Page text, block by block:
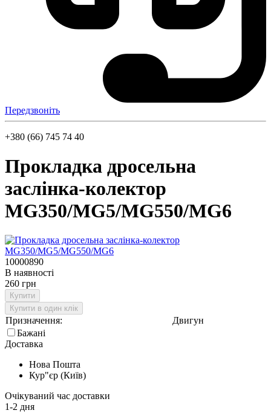
Передзвоніть
+380 (66) 745 74 40
Прокладка дросельна
заслінка-колектор
MG350/MG5/MG550/MG6
10000890
В наявності
260 грн
Купити
Купити в один клік
Призначення:
Двигун
Бажані
Доставка
Нова Пошта
Кур"єр (Київ)
Очікуваний час доставки
1-2 дня